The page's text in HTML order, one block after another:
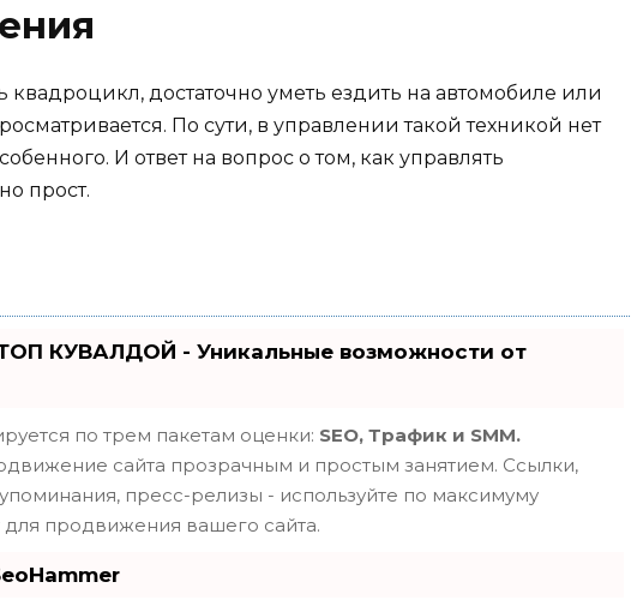
квадроцикл, достаточно уметь ездить на автомобиле или
По сути, в управлении такой техникой нет
И ответ на вопрос о том, как управлять
прост.
КУВАЛДОЙ - Уникальные возможности от
по трем пакетам оценки: SEO, Трафик и SMM.
сайта прозрачным и простым занятием. Ссылки,
пресс-релизы - используйте по максимуму
продвижения вашего сайта.